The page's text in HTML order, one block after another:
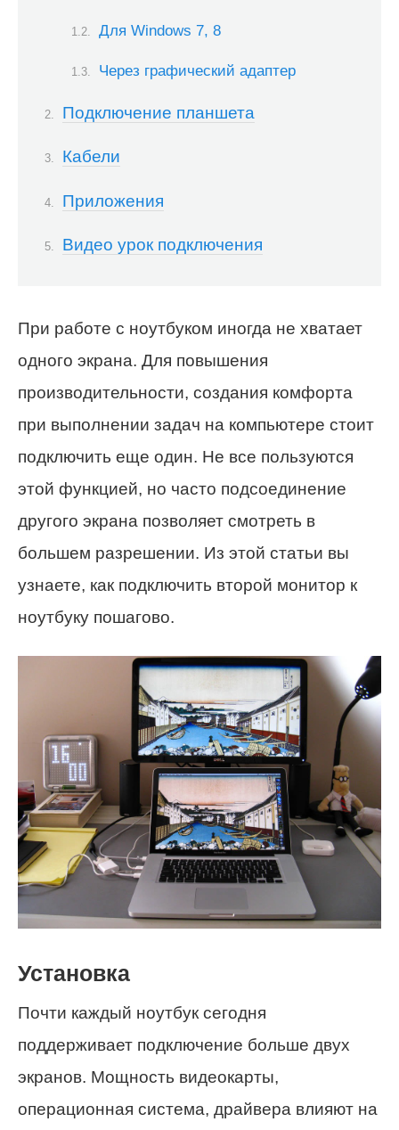
Для Windows 7, 8
Через графический адаптер
Подключение планшета
Кабели
Приложения
Видео урок подключения
При работе с ноутбуком иногда не хватает
одного экрана. Для повышения
производительности, создания комфорта
при выполнении задач на компьютере стоит
подключить еще один. Не все пользуются
этой функцией, но часто подсоединение
другого экрана позволяет смотреть в
большем разрешении. Из этой статьи вы
узнаете, как подключить второй монитор к
ноутбуку пошагово.
Установка
Почти каждый ноутбук сегодня
поддерживает подключение больше двух
экранов. Мощность видеокарты,
операционная система, драйвера влияют на